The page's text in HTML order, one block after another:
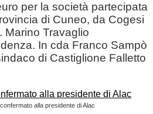
per la società partecipata
di Cuneo, da Cogesi
Marino Travaglio
In cda Franco Sampò
di Castiglione Falletto
alla presidente di Alac